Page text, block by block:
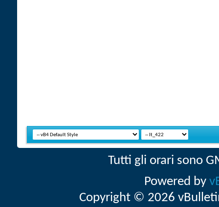
Tutti gli orari sono
Powered by
Copyright © 2026